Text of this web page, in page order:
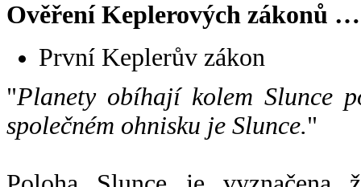
Ověření Keplerových zákonů …
První Keplerův zákon
"Planety obíhají kolem Slunce
společném ohnisku je Slunce."